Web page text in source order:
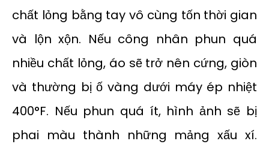
chất lỏng bằng tay vô cùng tốn thời gian
và lộn xộn. Nếu công nhân phun quá
nhiều chất lỏng, áo sẽ trở nên cứng, giòn
và thường bị ố vàng dưới máy ép nhiệt
400°F. Nếu phun quá ít, hình ảnh sẽ bị
phai màu thành những mảng xấu xí.